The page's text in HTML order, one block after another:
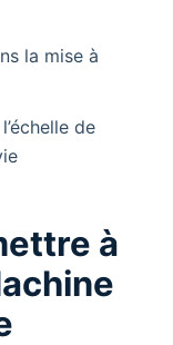
la mise à
de
à